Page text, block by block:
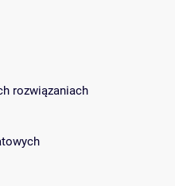
rozwiązaniach